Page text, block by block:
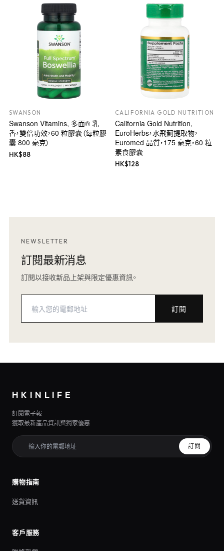
SWANSON
Swanson Vitamins, 多面® 乳
香，雙倍功效，60 粒膠囊（每粒膠
囊 800 毫克）
HK$88
CALIFORNIA GOLD NUTRITION
California Gold Nutrition,
EuroHerbs，水飛薊提取物，
Euromed 品質，175 毫克，60 粒
素食膠囊
HK$128
NEWSLETTER
訂閱最新消息
訂閱以接收新品上架與限定優惠資訊。
訂閱
HKINLIFE
訂閱電子報
獲取最新產品資訊與獨家優惠
訂閱
購物指南
送貨資訊
客戶服務